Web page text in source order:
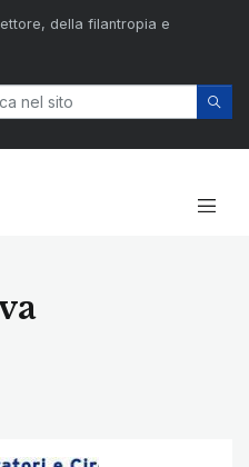
della filantropia e